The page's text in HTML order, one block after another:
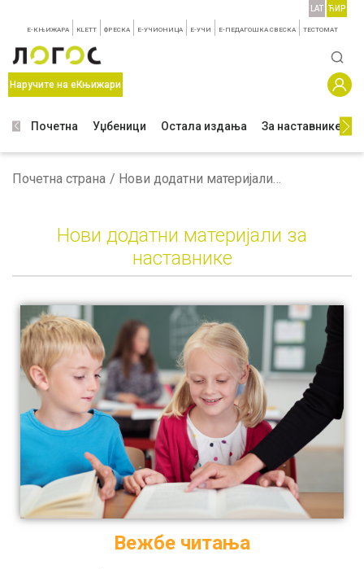
E-КЊИЖАРА KLETT ФРЕСКА E-УЧИОНИЦА E-УЧИ Е-ПЕДАГОШКА СВЕСКА TЕСТОМАТ
LAT ЋИР
Наручите на еКњижари
Почетна Уџбеници Остала издања За наставнике
Почетна страна Нови додатни материјали за наставнике
Нови додатни материјали за
наставнике
Вежбе читања